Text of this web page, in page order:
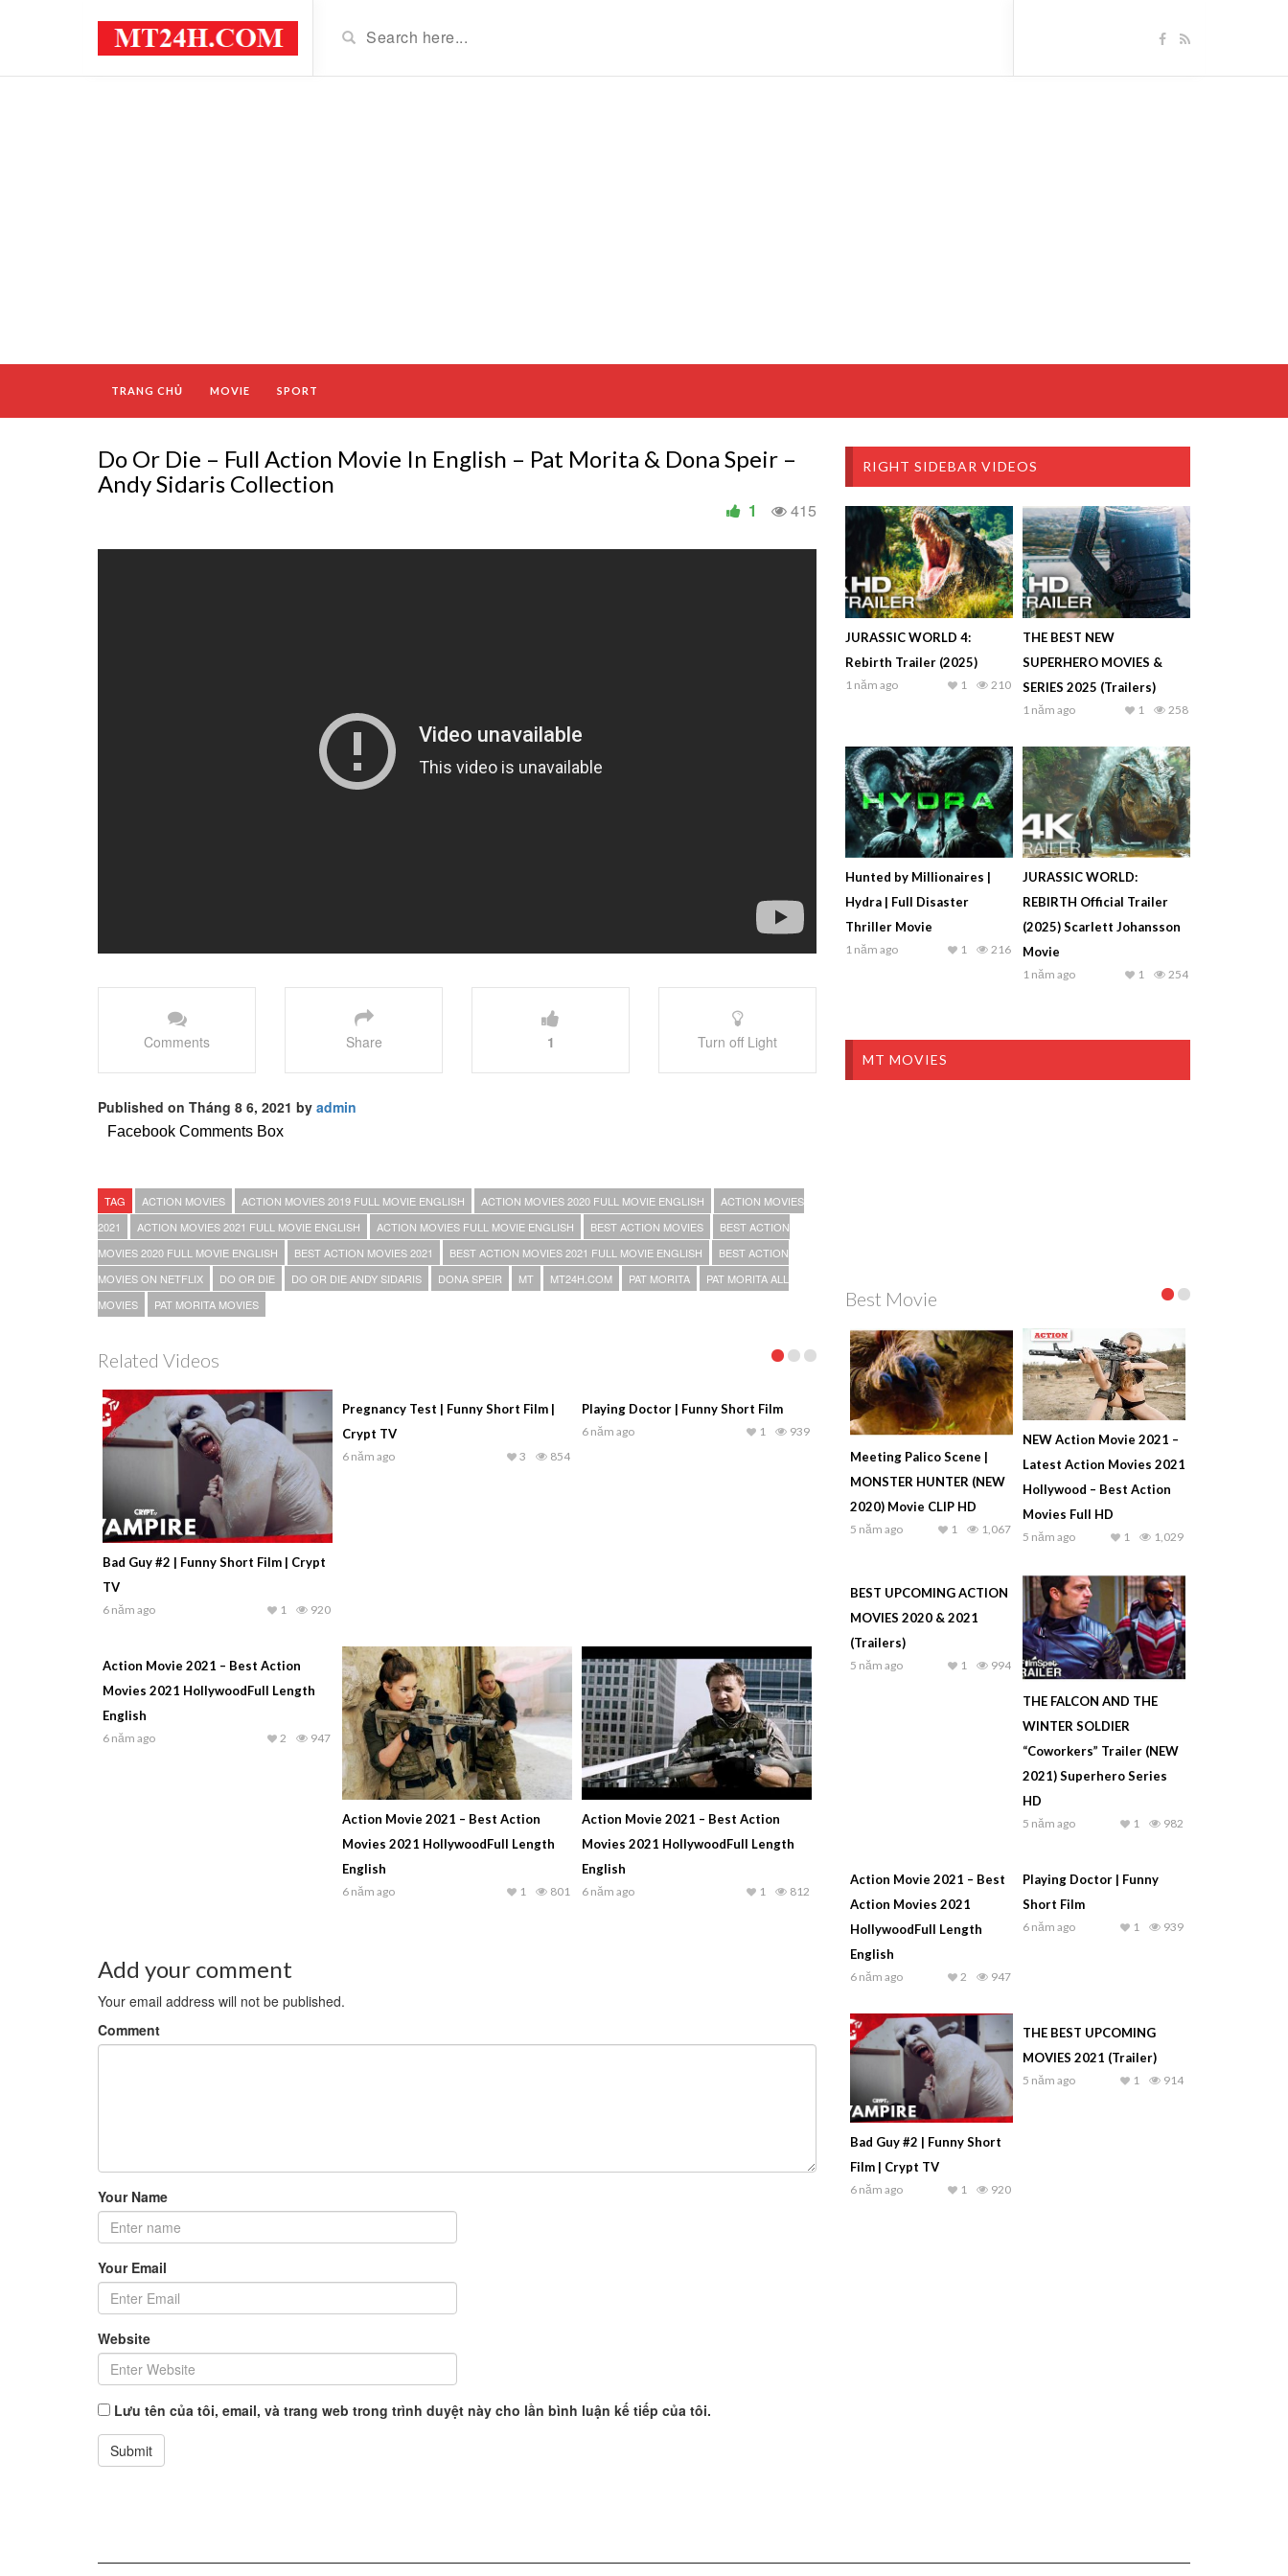
TRANG CHỦ MOVIE SPORT
Do Or Die – Full Action Movie In English – Pat Morita & Dona Speir –
Andy Sidaris Collection
415
1
Comments Share 1 Turn off Light
Published on Tháng 8 6, 2021 by admin
Facebook Comments Box
TAG ACTION MOVIES ACTION MOVIES 2019 FULL MOVIE ENGLISH ACTION MOVIES 2020 FULL MOVIE ENGLISH
ACTION MOVIES
2021
ACTION MOVIES 2021 FULL MOVIE ENGLISH ACTION MOVIES FULL MOVIE ENGLISH BEST ACTION MOVIES
BEST ACTION
MOVIES 2020 FULL MOVIE ENGLISH
BEST ACTION MOVIES 2021 BEST ACTION MOVIES 2021 FULL MOVIE ENGLISH
BEST ACTION
MOVIES ON NETFLIX
DO OR DIE DO OR DIE ANDY SIDARIS DONA SPEIR MT MT24H.COM PAT MORITA
PAT MORITA ALL
MOVIES
PAT MORITA MOVIES
Related Videos
Bad Guy #2 | Funny Short Film | Crypt
TV
6 năm ago 920
1
Pregnancy Test | Funny Short Film |
Crypt TV
6 năm ago 854
3
Playing Doctor | Funny Short Film
6 năm ago 939
1
Action Movie 2021 – Best Action
Movies 2021 HollywoodFull Length
English
6 năm ago 947
2
Action Movie 2021 – Best Action
Movies 2021 HollywoodFull Length
English
6 năm ago 801
1
Action Movie 2021 – Best Action
Movies 2021 HollywoodFull Length
English
6 năm ago 812
1
Add your comment
Your email address will not be published.
Comment
Your Name
Your Email
Website
Lưu tên của tôi, email, và trang web trong trình duyệt này cho lần bình luận kế tiếp của tôi.
RIGHT SIDEBAR VIDEOS
JURASSIC WORLD 4:
Rebirth Trailer (2025)
1 năm ago 210
1
THE BEST NEW
SUPERHERO MOVIES &
SERIES 2025 (Trailers)
1 năm ago 258
1
Hunted by Millionaires |
Hydra | Full Disaster
Thriller Movie
1 năm ago 216
1
JURASSIC WORLD:
REBIRTH Official Trailer
(2025) Scarlett Johansson
Movie
1 năm ago 254
1
MT MOVIES
Best Movie
Meeting Palico Scene |
MONSTER HUNTER (NEW
2020) Movie CLIP HD
5 năm ago 1,067
1
NEW Action Movie 2021 –
Latest Action Movies 2021
Hollywood – Best Action
Movies Full HD
5 năm ago 1,029
1
BEST UPCOMING ACTION
MOVIES 2020 & 2021
(Trailers)
5 năm ago 994
1
THE FALCON AND THE
WINTER SOLDIER
“Coworkers” Trailer (NEW
2021) Superhero Series
HD
5 năm ago 982
1
Action Movie 2021 – Best
Action Movies 2021
HollywoodFull Length
English
6 năm ago 947
2
Playing Doctor | Funny
Short Film
6 năm ago 939
1
Bad Guy #2 | Funny Short
Film | Crypt TV
6 năm ago 920
1
THE BEST UPCOMING
MOVIES 2021 (Trailer)
5 năm ago 914
1